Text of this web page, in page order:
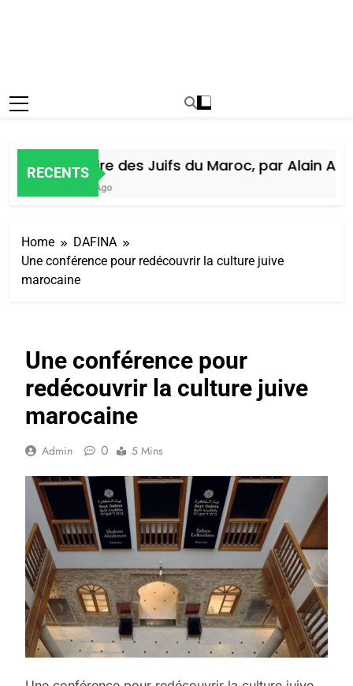
RECENTS
Histoire des Juifs du Maroc, par Alain Amiel
Home
DAFINA
Une conférence pour redécouvrir la culture juive
marocaine
Une conférence pour
redécouvrir la culture juive
marocaine
Admin 0 5 Mins